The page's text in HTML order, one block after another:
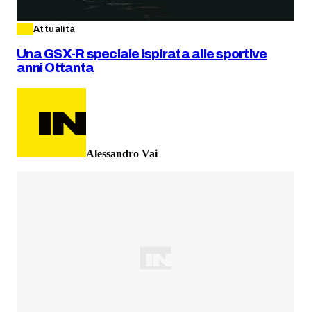
Attualità
Una GSX-R speciale ispirata alle sportive
anni Ottanta
Alessandro Vai